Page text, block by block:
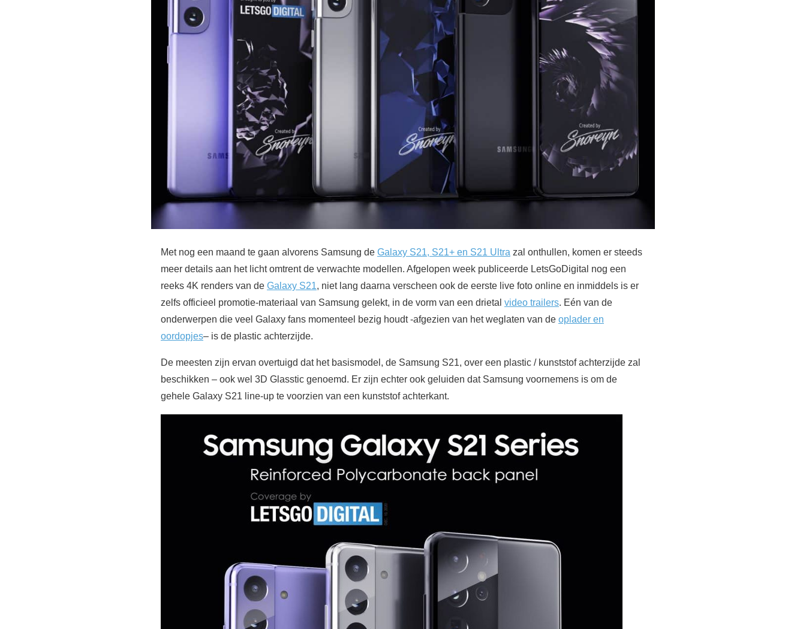
Met nog een maand te gaan alvorens Samsung de Galaxy S21, S21+ en S21 Ultra zal onthullen, komen er steeds
meer details aan het licht omtrent de verwachte modellen. Afgelopen week publiceerde LetsGoDigital nog een
reeks 4K renders van de Galaxy S21, niet lang daarna verscheen ook de eerste live foto online en inmiddels is er
zelfs officieel promotie-materiaal van Samsung gelekt, in de vorm van een drietal video trailers. Eén van de
onderwerpen die veel Galaxy fans momenteel bezig houdt -afgezien van het weglaten van de oplader en
oordopjes– is de plastic achterzijde.
De meesten zijn ervan overtuigd dat het basismodel, de Samsung S21, over een plastic / kunststof achterzijde zal
beschikken – ook wel 3D Glasstic genoemd. Er zijn echter ook geluiden dat Samsung voornemens is om de
gehele Galaxy S21 line-up te voorzien van een kunststof achterkant.